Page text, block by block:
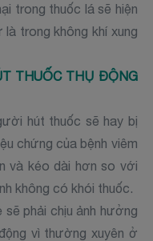
trong thuốc lá sẽ hiện
là trong không khí xung
THUỐC THỤ ĐỘNG
hút thuốc sẽ hay bị
chứng của bệnh viêm
và kéo dài hơn so với
không có khói thuốc.
phải chịu ảnh hưởng
vì thường xuyên ở